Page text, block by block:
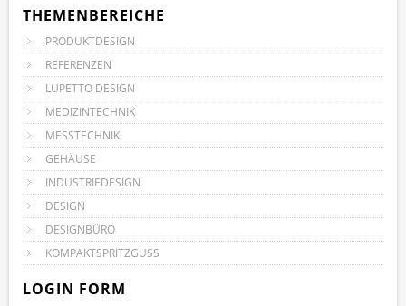
THEMENBEREICHE
PRODUKTDESIGN
REFERENZEN
LUPETTO DESIGN
MEDIZINTECHNIK
MESSTECHNIK
GEHÄUSE
INDUSTRIEDESIGN
DESIGN
DESIGNBÜRO
KOMPAKTSPRITZGUSS
LOGIN FORM